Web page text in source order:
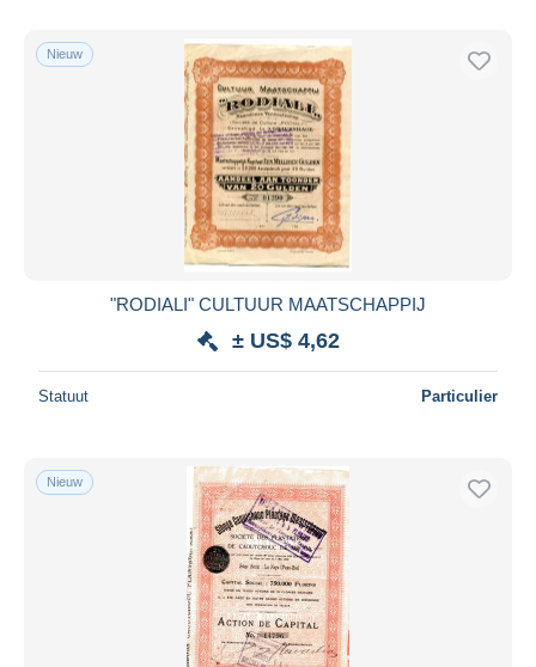
Nieuw
"RODIALI" CULTUUR MAATSCHAPPIJ
± US$ 4,62
Statuut Particulier
Nieuw